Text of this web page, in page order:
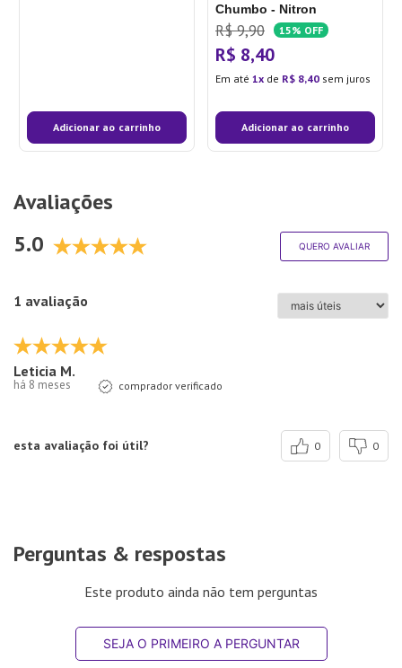
Adicionar ao carrinho
Chumbo - Nitron
R$ 9,90 15% OFF
R$ 8,40
Em até 1 de R$ 8,40 sem juros
Adicionar ao carrinho
Avaliações
5.0
QUERO AVALIAR
1 avaliação
Leticia M.
há 8 meses comprador verificado
esta avaliação foi útil? 0 0
Perguntas & respostas
Este produto ainda não tem perguntas
SEJA O PRIMEIRO A PERGUNTAR